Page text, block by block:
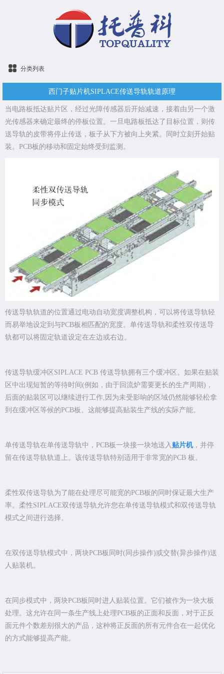
分类列表
西门子贴片机SIPLACE传送导轨轨道原理
当电路板抵达贴片区，经过光障传感器后开始减速，接着由另一个激
光传感器来确定最终的停板位置。一旦电路板抵达了目标位置，则传
送导轨的皮带将停止传送，板子从下方被向上夹紧。同时立刻开始贴
装。PCB板的移动和固定始终受到监测。
传送导轨轨道的位置通过电动自动宽度调整机构，可以将传送导轨轻
而易举地设定到与PCB板相匹配的宽度。单传送导轨和柔性双传送导
轨都可以将固定轨道设定在左边或右边。
传送导轨缓冲区SIPLACE PCB 传送导轨拥有三个缓冲区。如果在贴装
区中出现短暂的等待时间(例如，由于回流炉需要更长的生产周期)，
后面的贴装区可以继续进行工作,因为未受影响的区域仍然能够轻松拿
到在缓冲区等候的PCB板。这能够提高贴装生产线的实际产能。
单传送导轨在单传送导轨中，PCB板一块接一块地送入 贴片机，并停
留在传送导轨轨道上。该传送导轨特别适用于非常宽的PCB 板。
柔性双传送导轨为了能在处理尽可能宽的PCB板的同时保证最大生产
率。柔性SIPLACE双传送导轨允许您在单传送导轨模式和双传送导轨
模式之间进行选择。
在双传送导轨模式中，两块PCB板同时(同步操作)或交替(异步操作)送
人贴装机。
在同步模式中，两块PCB板同时进人贴装位置。它们被作为一块大板
处理。这允许在同一条生产线上处理PCB板的正面和反面，对于正反
面元件个数差别很大的产品，这种将正反面的所有元件合在一起优化
的方式能够提高产能。